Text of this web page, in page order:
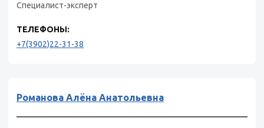
Специалист-эксперт
ТЕЛЕФОНЫ:
+7(3902)22-31-38
Романова Алёна Анатольевна